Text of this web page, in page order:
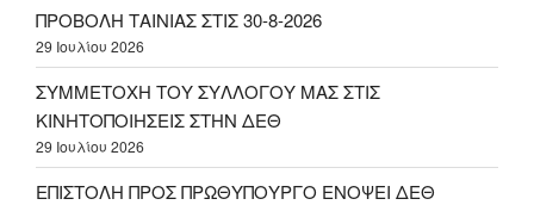
ΠΡΟΒΟΛΗ ΤΑΙΝΙΑΣ ΣΤΙΣ 30-8-2026
29 Ιουλίου 2026
ΣΥΜΜΕΤΟΧΗ ΤΟΥ ΣΥΛΛΟΓΟΥ ΜΑΣ ΣΤΙΣ
ΚΙΝΗΤΟΠΟΙΗΣΕΙΣ ΣΤΗΝ ΔΕΘ
29 Ιουλίου 2026
ΕΠΙΣΤΟΛΗ ΠΡΟΣ ΠΡΩΘΥΠΟΥΡΓΟ ΕΝΟΨΕΙ ΔΕΘ